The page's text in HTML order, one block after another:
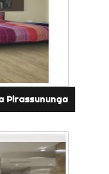
Pirassununga